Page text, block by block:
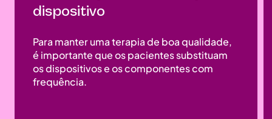
dispositivo
Para manter uma terapia de boa qualidade,
é importante que os pacientes substituam
os dispositivos e os componentes com
frequência.